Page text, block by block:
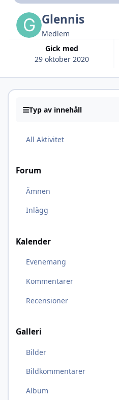
Glennis
Medlem
Gick med
29 oktober 2020
Typ av innehåll
All Aktivitet
Forum
Ämnen
Inlägg
Kalender
Evenemang
Kommentarer
Recensioner
Galleri
Bilder
Bildkommentarer
Album